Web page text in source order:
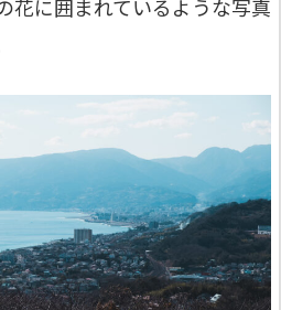
花に囲まれているような写真